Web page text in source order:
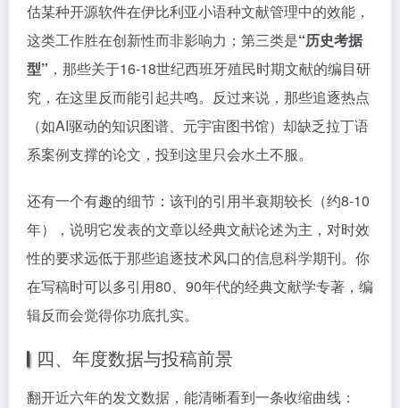
估某种开源软件在伊比利亚小语种文献管理中的效能，
这类工作胜在创新性而非影响力；第三类是“历史考据
型” ，那些关于16-18世纪西班牙殖民时期文献的编目研
究，在这里反而能引起共鸣。反过来说，那些追逐热点
（如AI驱动的知识图谱、元宇宙图书馆）却缺乏拉丁语
系案例支撑的论文，投到这里只会水土不服。
还有一个有趣的细节：该刊的引用半衰期较长（约8-10
年），说明它发表的文章以经典文献论述为主，对时效
性的要求远低于那些追逐技术风口的信息科学期刊。你
在写稿时可以多引用80、90年代的经典文献学专著，编
辑反而会觉得你功底扎实。
四、年度数据与投稿前景
翻开近六年的发文数据，能清晰看到一条收缩曲线：